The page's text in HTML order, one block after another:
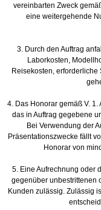
vereinbarten Zweck
eine weitergehende
3. Durch den Auftrag
Laborkosten,
Reisekosten, erforderliche
4. Das Honorar gemäß V.
das in Auftrag gegebene
Bei Verwendung der
Präsentationszwecke fällt
Honorar von
5. Eine Aufrechnung oder
gegenüber unbestrittenen
Kunden zulässig. Zulässig